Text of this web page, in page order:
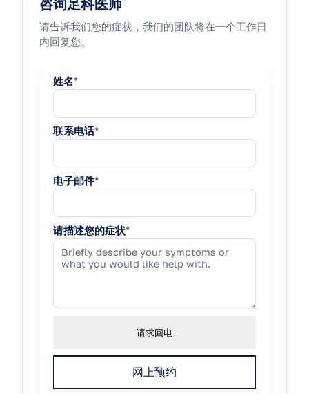
咨询足科医师
请告诉我们您的症状，我们的团队将在一个工作日
内回复您。
姓名*
联系电话*
电子邮件*
请描述您的症状*
请求回电
网上预约